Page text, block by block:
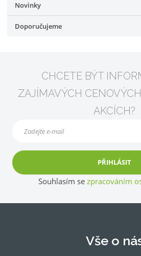
Novinky
Doporučujeme
CHCETE BÝT
ZAJÍMAVÝCH
AKCÍCH?
PŘIHLÁSIT
Souhlasím se zpracováním
Vše o